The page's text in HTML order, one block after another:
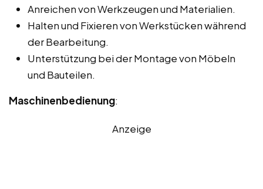
Anreichen von Werkzeugen und Materialien.
Halten und Fixieren von Werkstücken während
der Bearbeitung.
Unterstützung bei der Montage von Möbeln
und Bauteilen.
Maschinenbedienung:
Anzeige